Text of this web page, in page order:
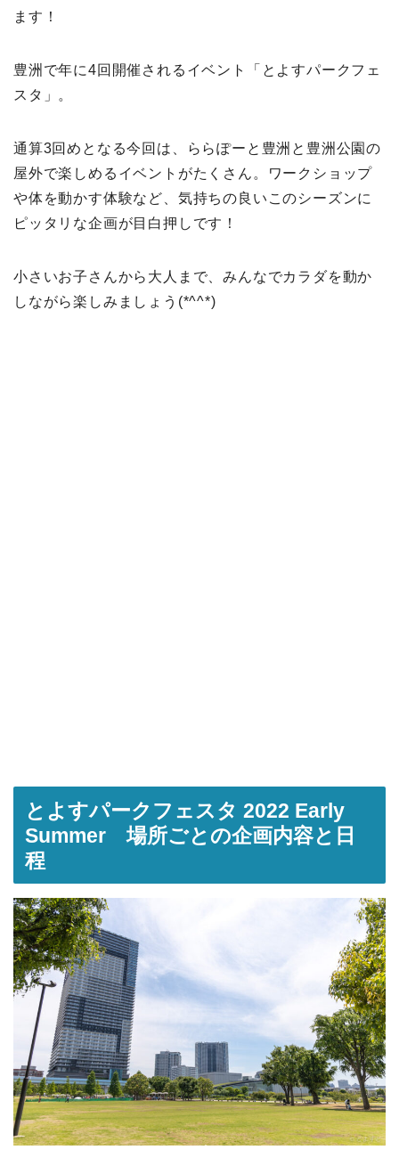
ます！
豊洲で年に4回開催されるイベント「とよすパークフェ
スタ」。
通算3回めとなる今回は、ららぽーと豊洲と豊洲公園の
屋外で楽しめるイベントがたくさん。ワークショップ
や体を動かす体験など、気持ちの良いこのシーズンに
ピッタリな企画が目白押しです！
小さいお子さんから大人まで、みんなでカラダを動か
しながら楽しみましょう(*^^*)
とよすパークフェスタ 2022 Early
Summer 場所ごとの企画内容と日
程